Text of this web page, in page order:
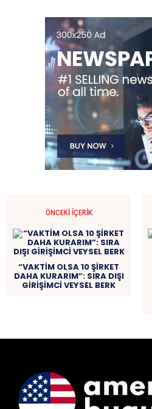
ÖNCEKI İÇERIK
“VAKTİM OLSA 10 ŞİRKET
DAHA KURARIM”: SIRA DIŞI
GİRİŞİMCİ VEYSEL BERK